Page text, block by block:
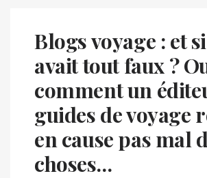
Blogs voyage : et
avait tout faux ?
comment un
guides de voyage
en cause pas mal
choses…